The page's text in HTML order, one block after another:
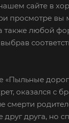
сайте в
просмотре вы
также любой
«Пыльные
оказался с
смерти
друга, но